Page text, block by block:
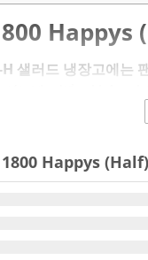
Happys
샐러드 냉장고에는
đều nước không
Happys